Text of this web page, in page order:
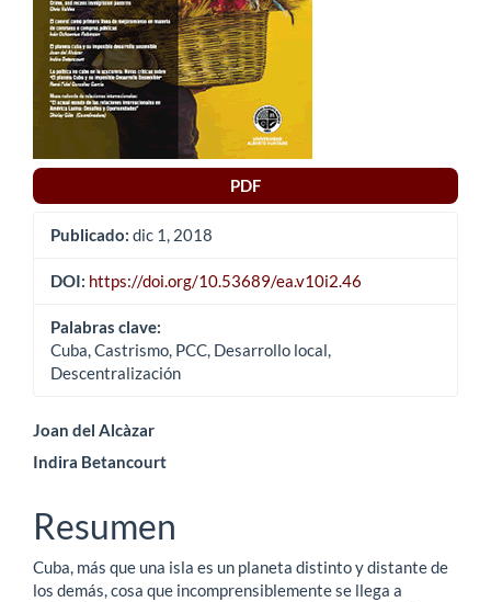
PDF
Publicado: dic 1, 2018
DOI: https://doi.org/10.53689/ea.v10i2.46
Palabras clave:
Cuba, Castrismo, PCC, Desarrollo local,
Descentralización
Contenido
principal
del
artículo
Joan del Alcàzar
Indira Betancourt
Resumen
Cuba, más que una isla es un planeta distinto y distante de
los demás, cosa que incomprensiblemente se llega a